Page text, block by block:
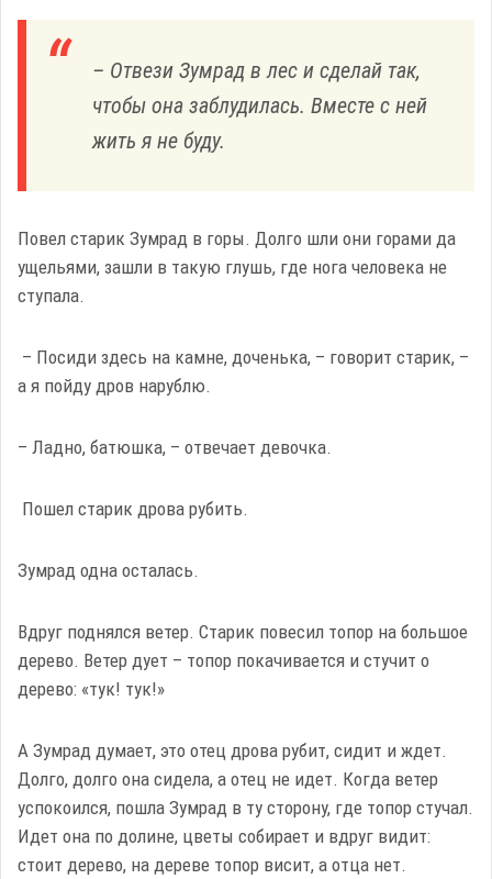
– Отвези Зумрад в лес и сделай так,
чтобы она заблудилась. Вместе с ней
жить я не буду.
Повел старик Зумрад в горы. Долго шли они горами да
ущельями, зашли в такую глушь, где нога человека не
ступала.
– Посиди здесь на камне, доченька, – говорит старик, –
а я пойду дров нарублю.
– Ладно, батюшка, – отвечает девочка.
Пошел старик дрова рубить.
Зумрад одна осталась.
Вдруг поднялся ветер. Старик повесил топор на большое
дерево. Ветер дует – топор покачивается и стучит о
дерево: «тук! тук!»
А Зумрад думает, это отец дрова рубит, сидит и ждет.
Долго, долго она сидела, а отец не идет. Когда ветер
успокоился, пошла Зумрад в ту сторону, где топор стучал.
Идет она по долине, цветы собирает и вдруг видит:
стоит дерево, на дереве топор висит, а отца нет.